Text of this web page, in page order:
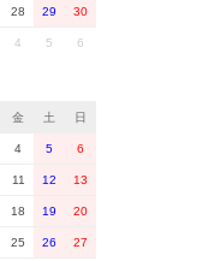
28 29 30
4 5 6
金 土 日
4 5 6
11 12 13
18 19 20
25 26 27